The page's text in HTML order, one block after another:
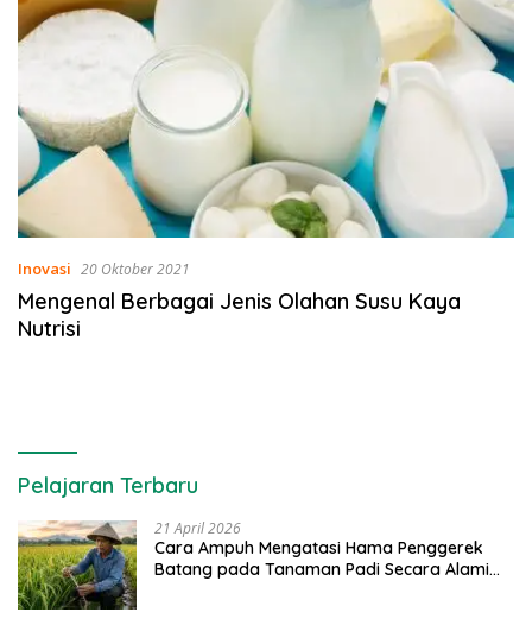
Inovasi 20 Oktober 2021
Mengenal Berbagai Jenis Olahan Susu Kaya
Nutrisi
Pelajaran Terbaru
21 April 2026
Cara Ampuh Mengatasi Hama Penggerek
Batang pada Tanaman Padi Secara Alami